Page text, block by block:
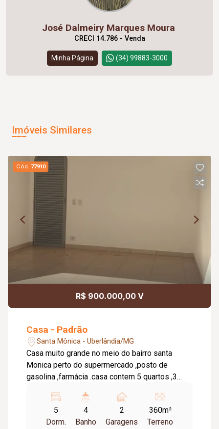
José Dalmeiry Marques Moura
CRECI 14.786 - Venda
Minha Página (34) 99883-3000
Imóveis Similares
Cód. 77910
R$ 900.000,00 V
Casa - Padrão
Santa Mônica - Uberlândia/MG
Casa muito grande no meio do bairro santa
Monica perto do supermercado ,posto de
gasolina ,farmácia .casa contem 5 quartos ,3
sendo que uma suite tem banheira de hidro,
cozinha com armarios ,despensa ,sala em dois
ambientes ampla e espaçosa ,garagem coberta
5
Dorm.
4
Banho
2
Garagens
360m²
Terreno